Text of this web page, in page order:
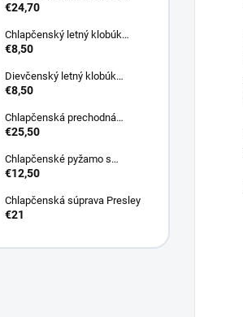
motýlikmi
€24,70
Chlapčenský letný klobúk
svetlo béžový
€8,50
Dievčenský letný klobúk
krémový s perličkami
€8,50
Chlapčenská prechodná
obojstranná bunda khaki
€25,50
Chlapčenské pyžamo s
lietadlami.
€12,50
Chlapčenská súprava Presley
€21